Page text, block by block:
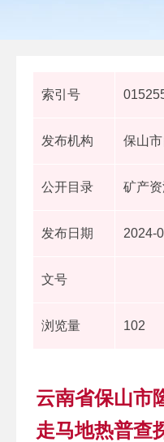
索引号
发布机构 保山
公开目录 矿产
发布日期 2024-
文号
浏览量 102
云南省保山市
走马地热普查